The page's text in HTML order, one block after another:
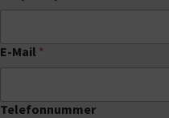
E-Mail *
Telefonnummer